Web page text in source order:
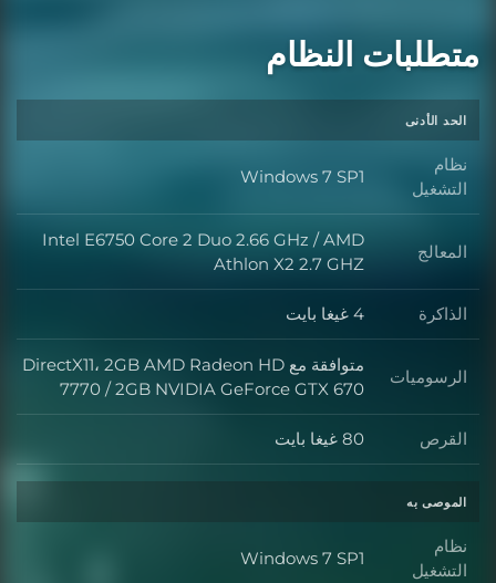
متطلبات النظام
الحد الأدنى
نظام
التشغيل
Windows 7 SP1
المعالج
Intel E6750 Core 2 Duo 2.66 GHz / AMD
Athlon X2 2.7 GHZ
الذاكرة 4 غيغا بايت
الرسوميات
متوافقة مع DirectX11، 2GB AMD Radeon HD
7770 / 2GB NVIDIA GeForce GTX 670
القرص 80 غيغا بايت
الموصى به
نظام
التشغيل
Windows 7 SP1